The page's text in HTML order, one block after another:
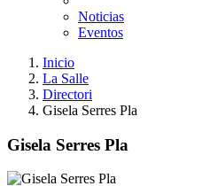
Noticias
Eventos
Inicio
La Salle
Directori
Gisela Serres Pla
Gisela Serres Pla